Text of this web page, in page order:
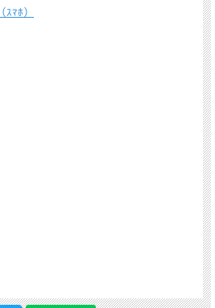
は関東・仙台エリアのSuica、地下鉄・私鉄な
ﾏﾎ）